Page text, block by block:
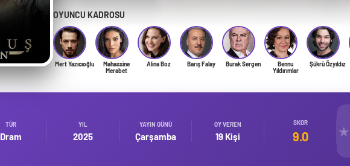
OYUNCU KADROSU
Mert Yazıcıoğlu
Mahassine
Merabet
Alina Boz Barış Falay Burak Sergen
Bennu
Yıldırımlar
Şükrü Özyıldız
TÜR
Dram
YIL
2025
YAYIN GÜNÜ
Çarşamba
OY VEREN
19 Kişi
SKOR
9.0 ★